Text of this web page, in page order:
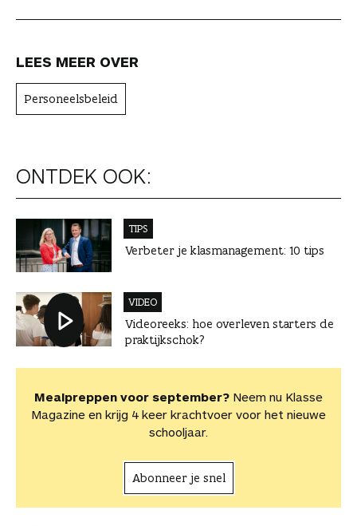
LEES MEER OVER
Personeelsbeleid
ONTDEK OOK:
TIPS
Verbeter je klasmanagement: 10 tips
VIDEO
Videoreeks: hoe overleven starters de
praktijkschok?
Mealpreppen voor september? Neem nu Klasse
Magazine en krijg 4 keer krachtvoer voor het nieuwe
schooljaar.
Abonneer je snel